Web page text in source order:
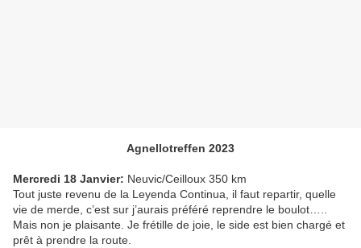
Agnellotreffen 2023
Mercredi 18 Janvier: Neuvic/Ceilloux 350 km
Tout juste revenu de la Leyenda Continua, il faut repartir, quelle
vie de merde, c’est sur j’aurais préféré reprendre le boulot…..
Mais non je plaisante. Je frétille de joie, le side est bien chargé et
prêt à prendre la route.